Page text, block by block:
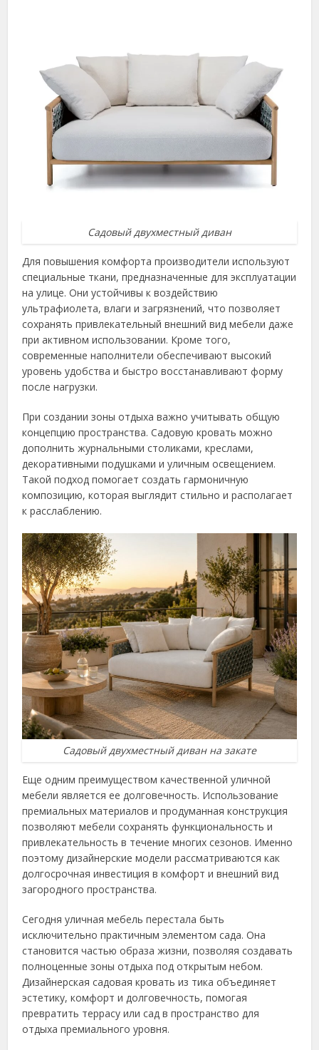
Садовый двухместный диван
Для повышения комфорта производители используют
специальные ткани, предназначенные для эксплуатации
на улице. Они устойчивы к воздействию
ультрафиолета, влаги и загрязнений, что позволяет
сохранять привлекательный внешний вид мебели даже
при активном использовании. Кроме того,
современные наполнители обеспечивают высокий
уровень удобства и быстро восстанавливают форму
после нагрузки.
При создании зоны отдыха важно учитывать общую
концепцию пространства. Садовую кровать можно
дополнить журнальными столиками, креслами,
декоративными подушками и уличным освещением.
Такой подход помогает создать гармоничную
композицию, которая выглядит стильно и располагает
к расслаблению.
Садовый двухместный диван на закате
Еще одним преимуществом качественной уличной
мебели является ее долговечность. Использование
премиальных материалов и продуманная конструкция
позволяют мебели сохранять функциональность и
привлекательность в течение многих сезонов. Именно
поэтому дизайнерские модели рассматриваются как
долгосрочная инвестиция в комфорт и внешний вид
загородного пространства.
Сегодня уличная мебель перестала быть
исключительно практичным элементом сада. Она
становится частью образа жизни, позволяя создавать
полноценные зоны отдыха под открытым небом.
Дизайнерская садовая кровать из тика объединяет
эстетику, комфорт и долговечность, помогая
превратить террасу или сад в пространство для
отдыха премиального уровня.